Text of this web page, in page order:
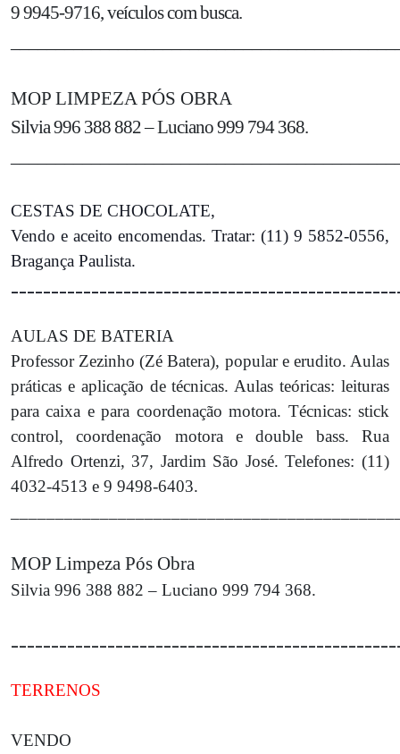
9 9945-9716, veículos com busca.
MOP LIMPEZA PÓS OBRA
Silvia 996 388 882 – Luciano 999 794 368.
CESTAS DE CHOCOLATE,
Vendo e aceito encomendas. Tratar: (11) 9 5852-0556,
Bragança Paulista.
AULAS DE BATERIA
Professor Zezinho (Zé Batera), popular e erudito. Aulas
práticas e aplicação de técnicas. Aulas teóricas: leituras
para caixa e para coordenação motora. Técnicas: stick
control, coordenação motora e double bass. Rua
Alfredo Ortenzi, 37, Jardim São José. Telefones: (11)
4032-4513 e 9 9498-6403.
MOP Limpeza Pós Obra
Silvia 996 388 882 – Luciano 999 794 368.
TERRENOS
VENDO